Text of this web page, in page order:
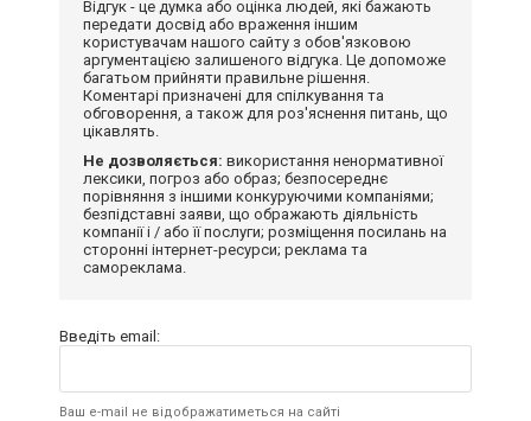
Відгук - це думка або оцінка людей, які бажають
передати досвід або враження іншим
користувачам нашого сайту з обов'язковою
аргументацією залишеного відгука. Це допоможе
багатьом прийняти правильне рішення.
Коментарі призначені для спілкування та
обговорення, а також для роз'яснення питань, що
цікавлять.
Не дозволяється: використання ненормативної
лексики, погроз або образ; безпосереднє
порівняння з іншими конкуруючими компаніями;
безпідставні заяви, що ображають діяльність
компанії і / або її послуги; розміщення посилань на
сторонні інтернет-ресурси; реклама та
самореклама.
Введіть email:
Ваш e-mail не відображатиметься на сайті